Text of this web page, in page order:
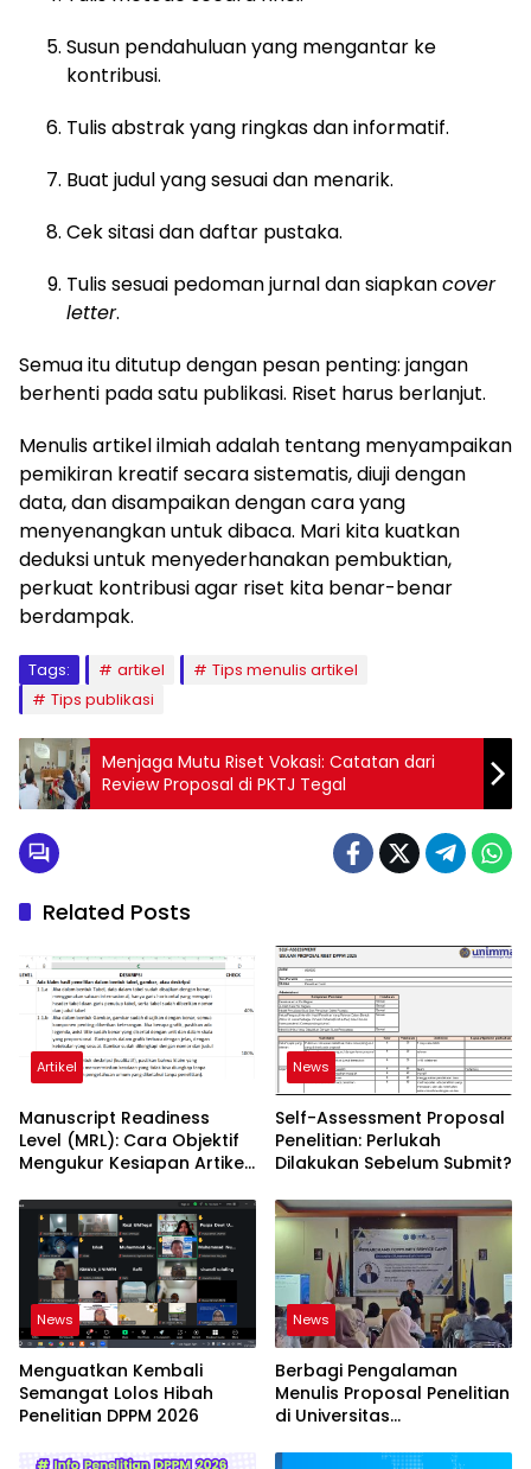
Susun pendahuluan yang mengantar ke
kontribusi.
Tulis abstrak yang ringkas dan informatif.
Buat judul yang sesuai dan menarik.
Cek sitasi dan daftar pustaka.
Tulis sesuai pedoman jurnal dan siapkancover
letter.
Semua itu ditutup dengan pesan penting: jangan
berhenti pada satu publikasi. Riset harus berlanjut.
Menulis artikel ilmiah adalah tentang menyampaikan
pemikiran kreatif secara sistematis, diuji dengan
data, dan disampaikan dengan cara yang
menyenangkan untuk dibaca. Mari kita kuatkan
deduksi untuk menyederhanakan pembuktian,
perkuat kontribusi agar riset kita benar-benar
berdampak.
Tags: artikel
Tips menulis artikel
Tips publikasi
Menjaga Mutu Riset Vokasi: Catatan dari
Review Proposal di PKTJ Tegal
Related Posts
Artikel
Manuscript Readiness
Level (MRL): Cara Objektif
Mengukur Kesiapan Artikel
News
Self-Assessment Proposal
Penelitian: Perlukah
Dilakukan Sebelum Submit?
News
Menguatkan Kembali
Semangat Lolos Hibah
Penelitian DPPM 2026
News
Berbagi Pengalaman
Menulis Proposal Penelitian
di Universitas